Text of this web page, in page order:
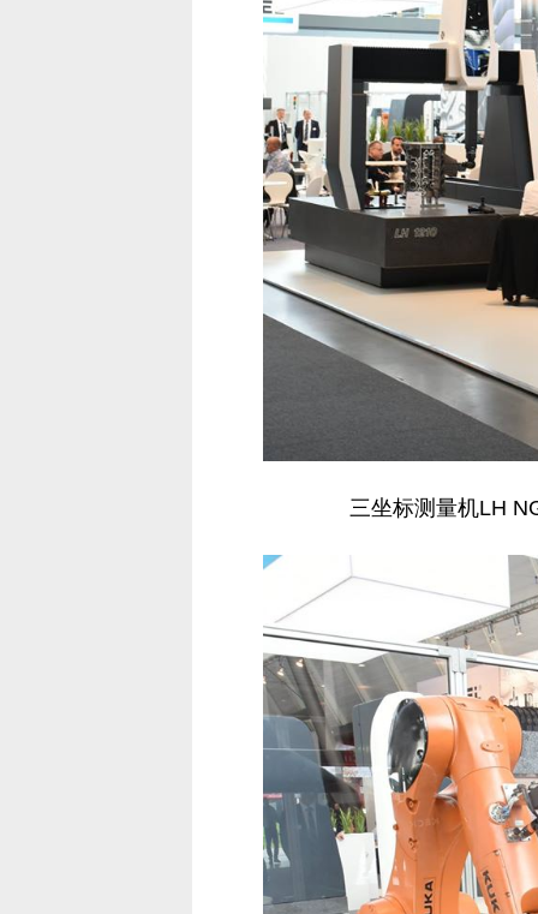
三坐标测量机LH